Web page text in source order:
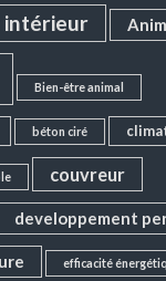
intérieur
Bien-être animal
béton ciré
couvreur
developpement
efficacité